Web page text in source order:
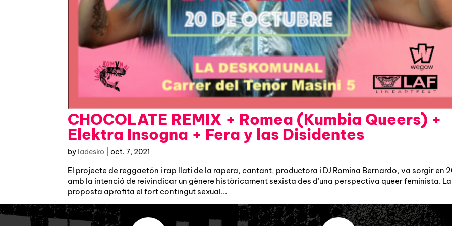
CHOCOLATE REMIX + Romea (Kumbia Queers) +
Elektra Insogna + Fera y las Disidentes
by ladesko |oct. 7, 2021
El projecte de reggaetón i rap llatí de la rapera, cantant, productora i DJ Romina Bernardo, va sorgir en
amb la intenció de reivindicar un gènere històricament sexista des d’una perspectiva queer feminista. La
proposta aprofita el fort contingut sexual...